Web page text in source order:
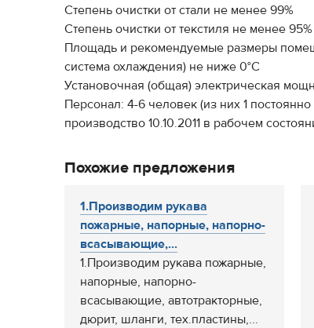
Степень очистки от стали не менее 99%
Степень очистки от текстиля не менее 95%
Площадь и рекомендуемые размеры
система охлаждения) не ниже 0°С
Установочная (общая) электрическая
Персонал: 4-6 человек (из них 1
производство 10.10.2011 в рабочем
Похожие предложения
1.Производим рукава
пожарные, напорные, напорно-
всасывающие,...
1.Производим рукава пожарные,
напорные, напорно-
всасывающие, автотракторные,
дюрит, шланги, тех.пластины,...